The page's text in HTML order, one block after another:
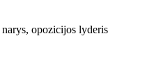
opozicijos lyderis